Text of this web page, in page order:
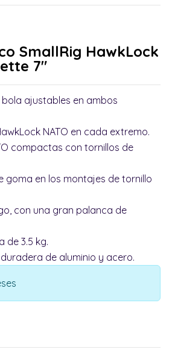
SmallRig HawkLock
7"
ajustables en ambos
NATO en cada extremo.
compactas con tornillos de
goma en los montajes de tornillo
con una gran palanca de
de 3.5 kg.
de aluminio y acero.